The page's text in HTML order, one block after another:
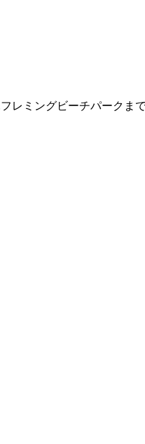
レミングビーチパークま